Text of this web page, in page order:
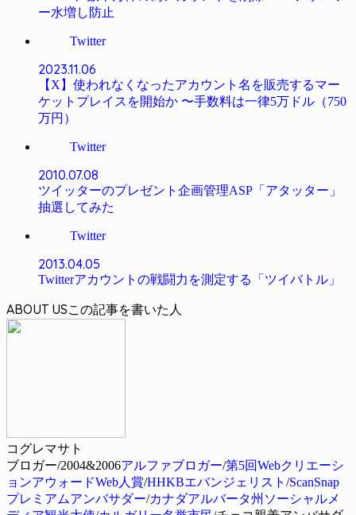
ー水増し防止
Twitter
2023.11.06
【X】使われなくなったアカウント名を販売するマー
ケットプレイスを開始か 〜手数料は一律5万ドル（750
万円）
Twitter
2010.07.08
ツイッターのプレゼント企画管理ASP「アタッター」
抽選してみた
Twitter
2013.04.05
Twitterアカウントの戦闘力を測定する「ツイバトル」
ABOUT US
コグレマサト
ブロガー/2004&2006アルファブロガー/第5回Webクリエーシ
ョンアウォードWeb人賞/HHKBエバンジェリスト /ScanSnap
プレミアムアンバサダー/カナダアルバータ州ソーシャルメ